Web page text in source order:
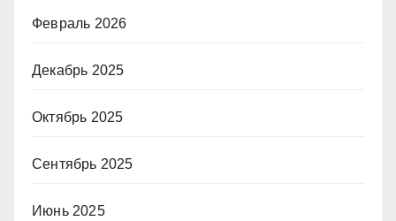
Февраль 2026
Декабрь 2025
Октябрь 2025
Сентябрь 2025
Июнь 2025